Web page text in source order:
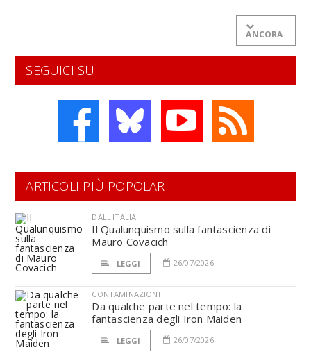
ANCORA
SEGUICI SU
ARTICOLI PIÙ POPOLARI
DALL'ITALIA
Il Qualunquismo sulla fantascienza di
Mauro Covacich
LEGGI 26/07/2026
CONTAMINAZIONI
Da qualche parte nel tempo: la
fantascienza degli Iron Maiden
LEGGI 26/07/2026